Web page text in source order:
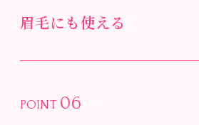
眉毛にも使える
POINT 06